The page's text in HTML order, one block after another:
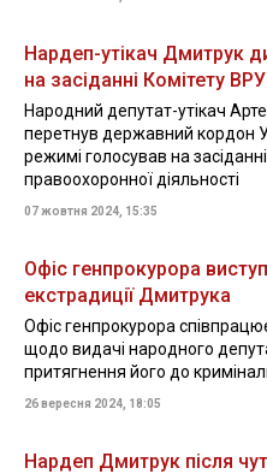
Нардеп-утікач Дмитрук
на засіданні Комітету ВРУ
Народний депутат-утікач
перетнув державний кордон
режимі голосував на
правоохоронної діяльності
07 жовтня 2024, 15:35
Офіс генпрокурора
екстрадиції Дмитрука
Офіс генпрокурора
щодо видачі народного
притягнення його до
26 вересня 2024, 18:05
Нардеп Дмитрук після